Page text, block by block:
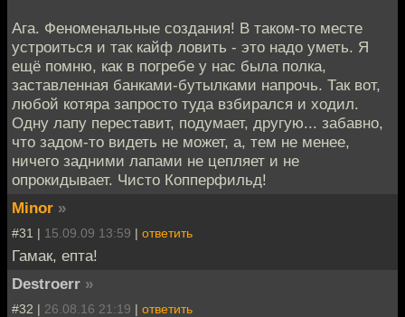
Ага. Феноменальные создания! В таком-то месте
устроиться и так кайф ловить - это надо уметь. Я
ещё помню, как в погребе у нас была полка,
заставленная банками-бутылками напрочь. Так вот,
любой котяра запросто туда взбирался и ходил.
Одну лапу переставит, подумает, другую... забавно,
что задом-то видеть не может, а, тем не менее,
ничего задними лапами не цепляет и не
опрокидывает. Чисто Копперфильд!
Minor »
#31 | 15.09.09 13:59 | ответить
Гамак, епта!
Destroerr »
#32 | 26.08.16 21:19 | ответить